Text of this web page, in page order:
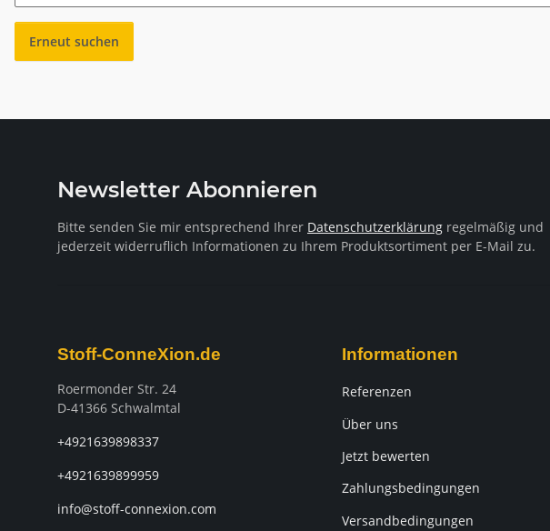
Erneut suchen
Newsletter Abonnieren
Bitte senden Sie mir entsprechend Ihrer Datenschutzerklärung regelmäßig und
jederzeit widerruflich Informationen zu Ihrem Produktsortiment per E-Mail zu.
Stoff-ConneXion.de
Roermonder Str. 24
D-41366 Schwalmtal
+4921639898337
+4921639899959
info@stoff-connexion.com
Informationen
Referenzen
Über uns
Jetzt bewerten
Zahlungsbedingungen
Versandbedingungen